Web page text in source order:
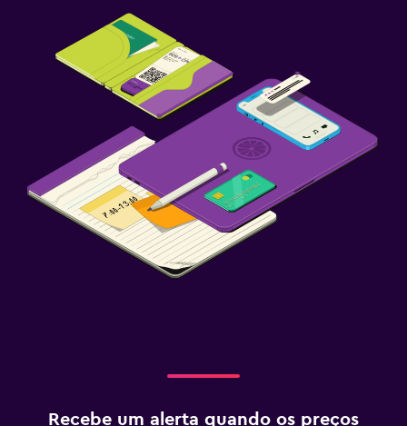
Recebe um alerta quando os preços